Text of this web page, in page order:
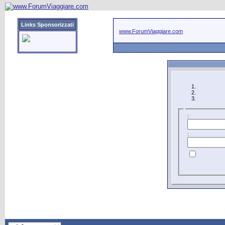
Links Sponsorizzati
www.ForumViaggiare.com
:
: